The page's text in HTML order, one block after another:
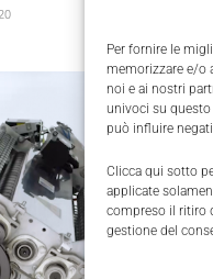
Per fornire le
memorizzare e/o
noi e ai nostri
univoci su
può influire
Clicca qui sotto
applicate
compreso il ritiro
gestione del